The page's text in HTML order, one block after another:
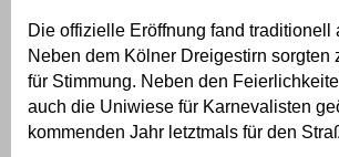
Die offizielle Eröffnung fand traditionell
Neben dem Kölner Dreigestirn
für Stimmung. Neben den
auch die Uniwiese für Karnevalisten
kommenden Jahr letztmals für den